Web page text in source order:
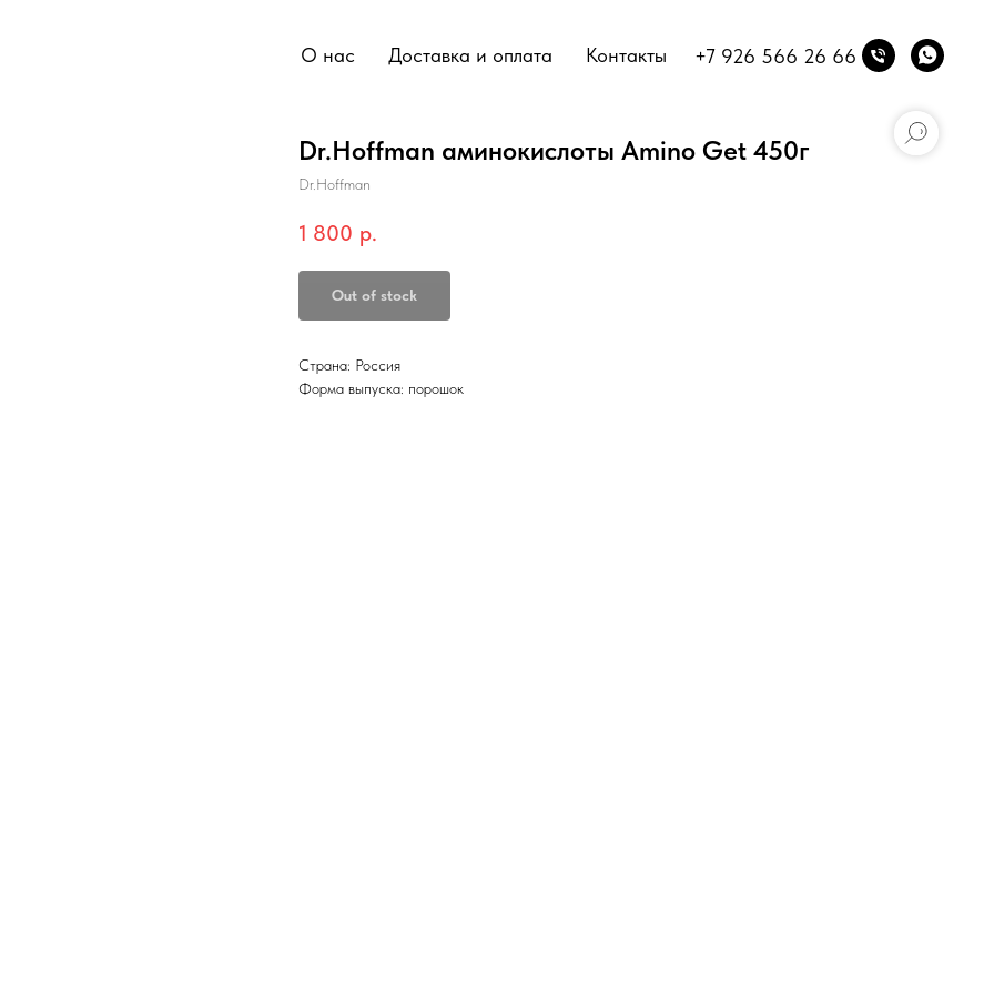
О нас Доставка и оплата Контакты +7 926 566 26 66
Dr.Hoffman аминокислоты Amino Get 450г
Dr.Hoffman
1 800 р.
Out of stock
Страна: Россия
Форма выпуска: порошок